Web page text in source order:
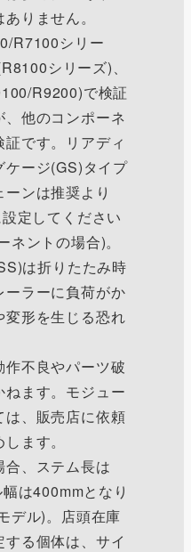
りません。
R7100シリー
シリーズ)、
R9200)で検証
、他のコンポーネ
です。リアディ
ケージ(GS)タイプ
ンは推奨より
定してください
ネントの場合)。
は折りたたみ時
ーラーに負荷がか
変形を生じる恐れ
不良やパーツ破
ます。モジュー
は、販売店に依頼
ます。
、ステム長は
は400mmとなり
デル)。店頭在庫
る個体は、サイ